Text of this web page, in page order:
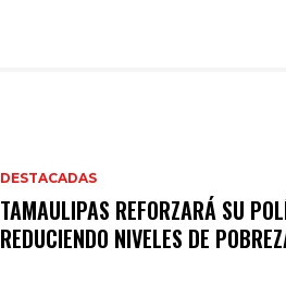
DESTACADAS
TAMAULIPAS REFORZARÁ SU
REDUCIENDO NIVELES DE